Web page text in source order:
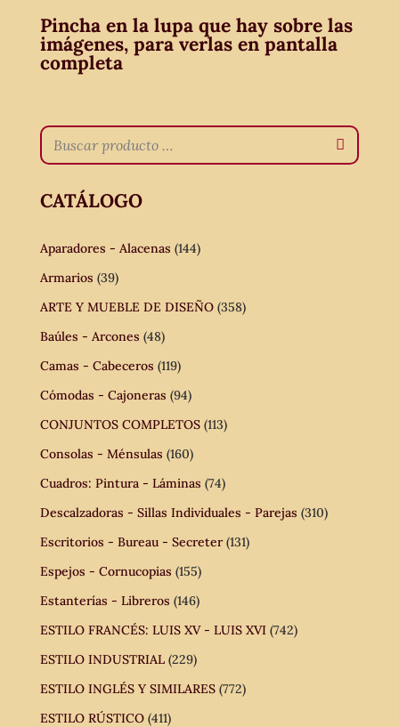
Pincha en la lupa que hay sobre las
imágenes, para verlas en pantalla
completa
CATÁLOGO
Aparadores - Alacenas (144)
Armarios (39)
ARTE Y MUEBLE DE DISEÑO (358)
Baúles - Arcones (48)
Camas - Cabeceros (119)
Cómodas - Cajoneras (94)
CONJUNTOS COMPLETOS (113)
Consolas - Ménsulas (160)
Cuadros: Pintura - Láminas (74)
Descalzadoras - Sillas Individuales - Parejas (310)
Escritorios - Bureau - Secreter (131)
Espejos - Cornucopias (155)
Estanterías - Libreros (146)
ESTILO FRANCÉS: LUIS XV - LUIS XVI (742)
ESTILO INDUSTRIAL (229)
ESTILO INGLÉS Y SIMILARES (772)
ESTILO RÚSTICO (411)